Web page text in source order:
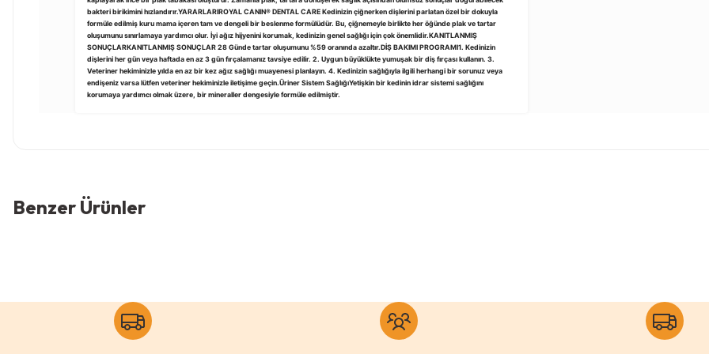
bakteri birikimini hızlandırır.YARARLARIROYAL CANIN® DENTAL CARE Kedinizin çiğnerken dişlerini parlatan özel bir dokuyla
formüle edilmiş kuru mama içeren tam ve dengeli bir beslenme formülüdür. Bu, çiğnemeyle birlikte her öğünde plak ve tartar
oluşumunu sınırlamaya yardımcı olur. İyi ağız hijyenini korumak, kedinizin genel sağlığı için çok önemlidir.KANITLANMIŞ
SONUÇLARKANITLANMIŞ SONUÇLAR 28 Günde tartar oluşumunu %59 oranında azaltır.DİŞ BAKIMI PROGRAMI1. Kedinizin
dişlerini her gün veya haftada en az 3 gün fırçalamanız tavsiye edilir. 2. Uygun büyüklükte yumuşak bir diş fırçası kullanın. 3.
Veteriner hekiminizle yılda en az bir kez ağız sağlığı muayenesi planlayın. 4. Kedinizin sağlığıyla ilgili herhangi bir sorunuz veya
endişeniz varsa lütfen veteriner hekiminizle iletişime geçin.Üriner Sistem SağlığıYetişkin bir kedinin idrar sistemi sağlığını
korumaya yardımcı olmak üzere, bir mineraller dengesiyle formüle edilmiştir.
Ürün resmi kalitesiz, bozuk veya görüntülenemiyor.
Bu ürüne benzer farklı alternatifler olmalı.
Benzer Ürünler